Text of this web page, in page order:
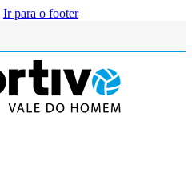
Ir para o footer